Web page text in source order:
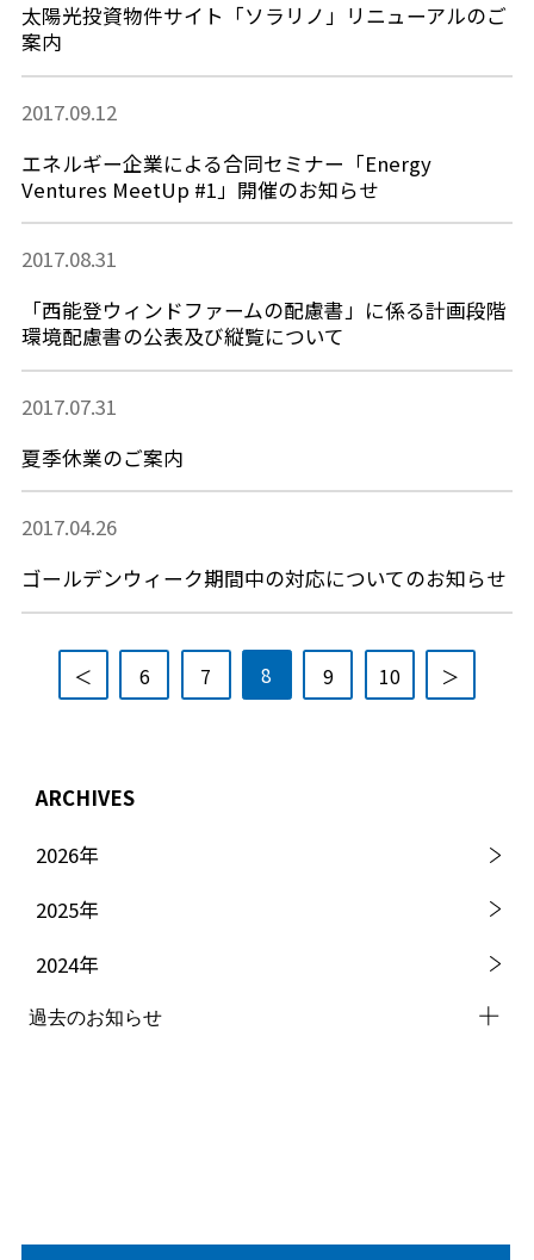
太陽光投資物件サイト「ソラリノ」リニューアルのご
案内
2017.09.12
エネルギー企業による合同セミナー「Energy
Ventures MeetUp #1」開催のお知らせ
2017.08.31
「西能登ウィンドファームの配慮書」に係る計画段階
環境配慮書の公表及び縦覧について
2017.07.31
夏季休業のご案内
2017.04.26
ゴールデンウィーク期間中の対応についてのお知らせ
＜ 6 7 8 9 10 ＞
ARCHIVES
2026年
2025年
2024年
過去のお知らせ